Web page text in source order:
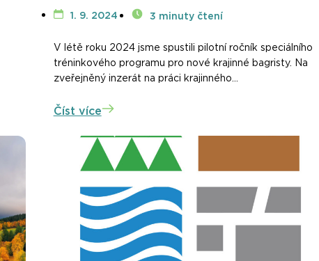
1. 9. 2024 3 minuty čtení
V létě roku 2024 jsme spustili pilotní ročník speciálního
tréninkového programu pro nové krajinné bagristy. Na
zveřejněný inzerát na práci krajinného...
Číst více